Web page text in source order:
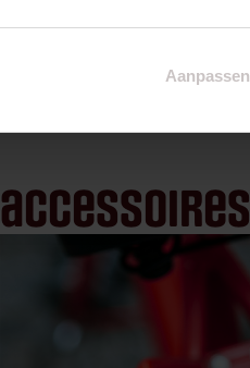
Aanpassen
accessoires